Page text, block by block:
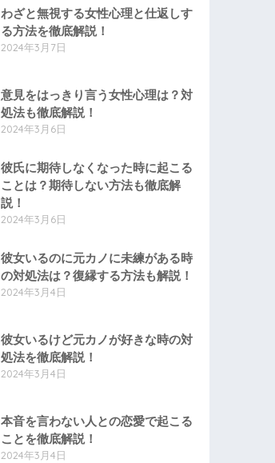
わざと無視する女性心理と仕返しす
る方法を徹底解説！
2024年3月7日
意見をはっきり言う女性心理は？対
処法も徹底解説！
2024年3月6日
彼氏に期待しなくなった時に起こる
ことは？期待しない方法も徹底解
説！
2024年3月6日
彼女いるのに元カノに未練がある時
の対処法は？復縁する方法も解説！
2024年3月4日
彼女いるけど元カノが好きな時の対
処法を徹底解説！
2024年3月4日
本音を言わない人との恋愛で起こる
ことを徹底解説！
2024年3月4日